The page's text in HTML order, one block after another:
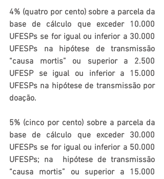
4% (quatro por cento) sobre a parcela da
base de cálculo que exceder 10.000
UFESPs se for igual ou inferior a 30.000
UFESPs na hipótese de transmissão
“causa mortis” ou superior a 2.500
UFESP se igual ou inferior a 15.000
UFESPs na hipótese de transmissão por
doação.
5% (cinco por cento) sobre a parcela da
base de cálculo que exceder 30.000
UFESPs se for igual ou inferior a 50.000
UFESPs; na  hipótese de transmissão
“causa mortis” ou superior a 15.000